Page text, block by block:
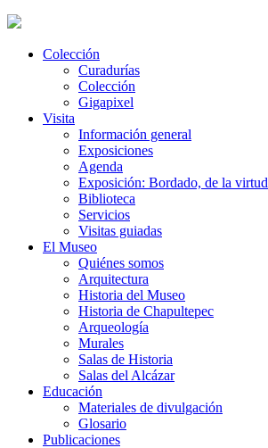
Colección
Curadurías
Colección
Gigapixel
Visita
Información general
Exposiciones
Agenda
Exposición: Bordado, de la virtud
Biblioteca
Servicios
Visitas guiadas
El Museo
Quiénes somos
Arquitectura
Historia del Museo
Historia de Chapultepec
Arqueología
Murales
Salas de Historia
Salas del Alcázar
Educación
Materiales de divulgación
Glosario
Publicaciones